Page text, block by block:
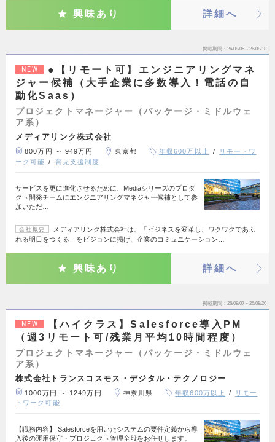
興味あり 詳細へ
掲載期間 26/08/05～26/08/18
NEW
●【リモート可】エンジニアリングマネ
ジャー候補（大手企業に多数導入！電話の自
動化Saas）
プロジェクトマネージャー（パッケージ・ミドルウェ
ア系）
メディアリンク株式会社
800万円 ～ 949万円 東京都 年収600万以上
リモートワ
ーク可能
育児支援制度
サービスを更に進化させるために、Mediaシリーズのプロダ
クト開発チームにエンジニアリングマネジャー候補として参
加いただ…
会社概要
メディアリンク株式会社は、「ビジネスを変革し、ワクワクであふ
れる明日をつくる」をビジョンに掲げ、企業のコミュニケーション…
興味あり 詳細へ
掲載期間 26/08/07～26/08/20
NEW
【ハイクラス】Salesforce導入PM
（週3リモート可/残業月平均10時間程度）
プロジェクトマネージャー（パッケージ・ミドルウェ
ア系）
株式会社トランスコスモス・デジタル・テクノロジー
1000万円 ～ 1249万円 神奈川県 年収600万以上
リモー
トワーク可能
【職務内容】 Salesforceを用いたシステムの要件定義から導
入後の運用保守・プロジェクト管理全般をお任せします。